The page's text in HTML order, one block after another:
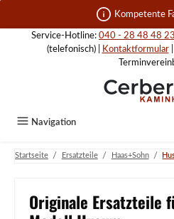
Zum Hauptinhalt springen Kompetente
Service-Hotline: 040 - 28 48 48
(telefonisch) |
Kontaktformular|
Navigation
Startseite / Ersatzteile / Haas+Sohn /
Originale Ersatzteile